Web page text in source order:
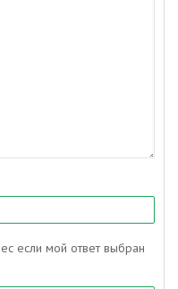
если мой ответ выбран